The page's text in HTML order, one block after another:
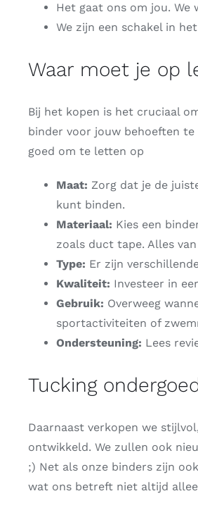
Het gaat ons om jou.
We zijn een schakel in
Waar moet je op
Bij het kopen is het cruciaal
binder voor jouw behoeften
goed om te letten op
Maat: Zorg dat je de
kunt binden.
Materiaal: Kies een
zoals duct tape. Alles
Type: Er zijn
Kwaliteit: Investeer in
Gebruik: Overweeg
sportactiviteiten of
Ondersteuning: Lees
Tucking
Daarnaast verkopen we
ontwikkeld. We zullen ook
;) Net als onze binders zijn
wat ons betreft niet altijd